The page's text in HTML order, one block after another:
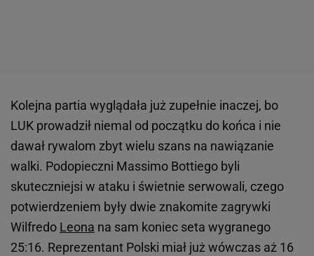
Kolejna partia wyglądała już zupełnie inaczej, bo
LUK prowadził niemal od początku do końca i nie
dawał rywalom zbyt wielu szans na nawiązanie
walki. Podopieczni Massimo Bottiego byli
skuteczniejsi w ataku i świetnie serwowali, czego
potwierdzeniem były dwie znakomite zagrywki
Wilfredo Leona na sam koniec seta wygranego
25:16. Reprezentant Polski miał już wówczas aż 16